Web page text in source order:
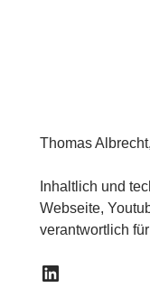
Thomas
Inhaltlich und
Webseite,
verantwortlich
LinkedIn